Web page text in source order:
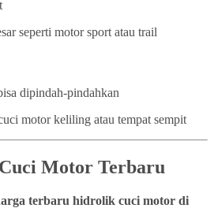
seperti motor sport atau trail
dipindah-pindahkan
motor keliling atau tempat sempit
Motor Terbaru
terbaru hidrolik cuci motor di